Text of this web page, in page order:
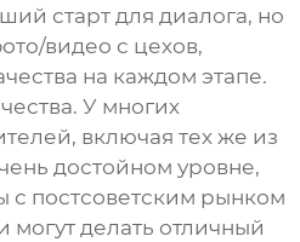
старт для диалога, но
видео с цехов,
на каждом этапе.
У многих
включая тех же из
достойном уровне,
с постсоветским рынком
могут делать отличный